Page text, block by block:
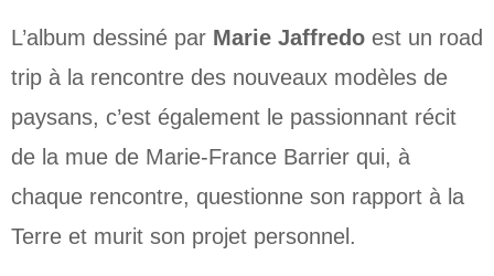
L’album dessiné par Marie Jaffredo est un road
trip à la rencontre des nouveaux modèles de
paysans, c’est également le passionnant récit
de la mue de Marie-France Barrier qui, à
chaque rencontre, questionne son rapport à la
Terre et murit son projet personnel.